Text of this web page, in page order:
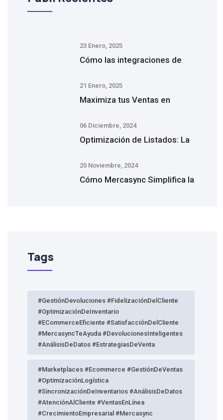
23 Enero, 2025
Cómo las integraciones de
21 Enero, 2025
Maximiza tus Ventas en
06 Diciembre, 2024
Optimización de Listados: La
20 Noviembre, 2024
Cómo Mercasync Simplifica la
Tags
#GestiónDevoluciones #FidelizaciónDelCliente
#OptimizaciónDeInventario
#eCommerceEficiente #SatisfacciónDelCliente
#MercasyncTeAyuda #DevolucionesInteligentes
#AnálisisDeDatos #EstrategiasDeVenta
#Marketplaces #Ecommerce #GestiónDeVentas
#OptimizaciónLogística
#SincronizaciónDeInventarios #AnálisisDeDatos
#AtenciónAlCliente #VentasEnLínea
#CrecimientoEmpresarial #Mercasync